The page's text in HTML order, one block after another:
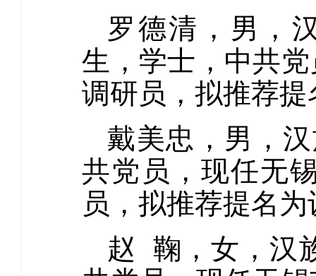
罗德清，男，
生，学士，中共
调研员，拟推荐
戴美忠，男，
共党员，现任无
员，拟推荐提名
赵 鞠，女，汉